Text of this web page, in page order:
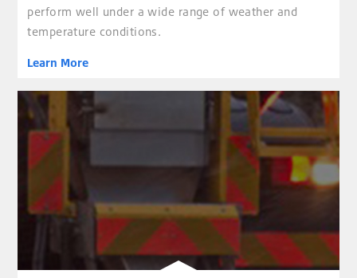
perform well under a wide range of weather and
temperature conditions.
Learn More